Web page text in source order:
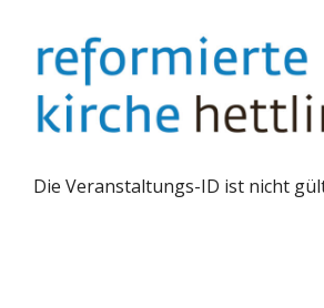
Inhalt
Die Veranstaltungs-ID ist nicht